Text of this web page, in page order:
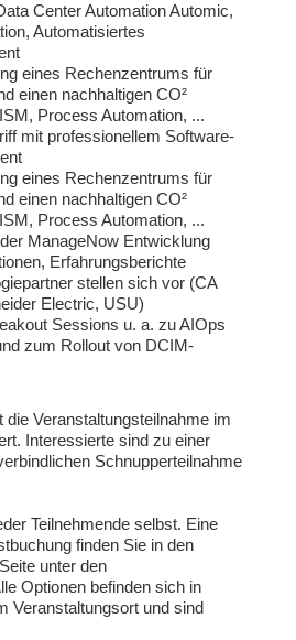
Center Automation Automic,
Automatisiertes
eines Rechenzentrums für
einen nachhaltigen CO²
Process Automation, ...
mit professionellem Software-
eines Rechenzentrums für
einen nachhaltigen CO²
Process Automation, ...
ManageNow Entwicklung
Erfahrungsberichte
stellen sich vor (CA
Electric, USU)
Sessions u. a. zu AIOps
zum Rollout von DCIM-
die Veranstaltungsteilnahme im
Interessierte sind zu einer
Schnupperteilnahme
Teilnehmende selbst. Eine
finden Sie in den
unter den
Optionen befinden sich in
Veranstaltungsort und sind